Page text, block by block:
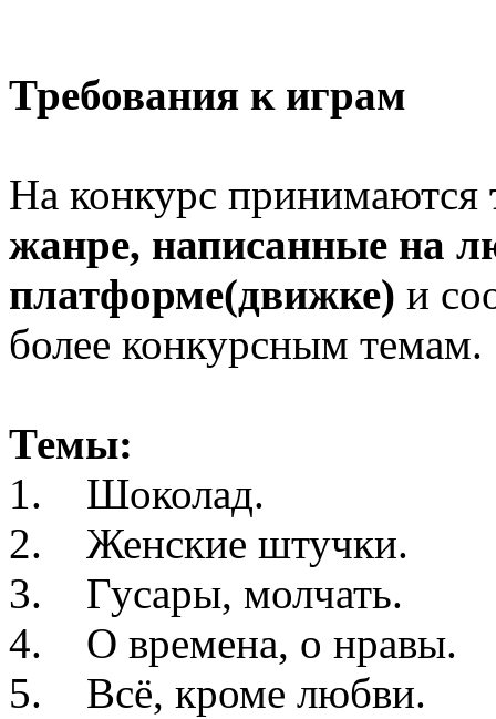
Требования к играм
На конкурс принимаются
жанре, написанные на
платформе(движке) и
более конкурсным темам.
Темы:
1. Шоколад.
2. Женские штучки.
3. Гусары, молчать.
4. О времена, о нравы.
5. Всё, кроме любви.